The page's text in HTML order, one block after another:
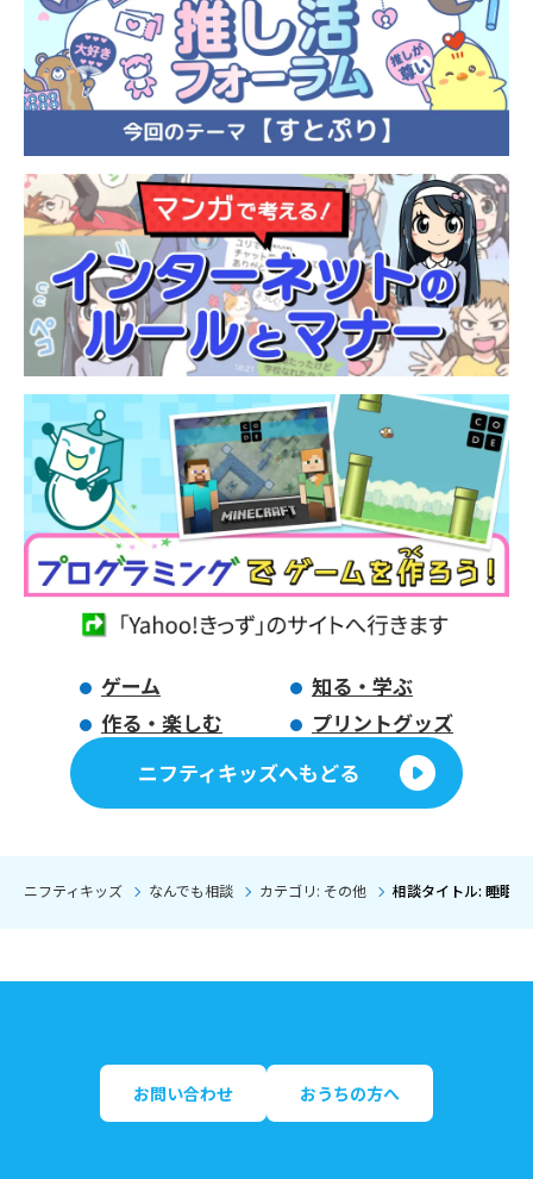
ゲーム
知る・学ぶ
作る・楽しむ
プリントグッズ
ニフティキッズへもどる
ニフティキッズ なんでも相談 カテゴリ: その他 相談タイトル: 睡眠時
お問い合わせ おうちの方へ